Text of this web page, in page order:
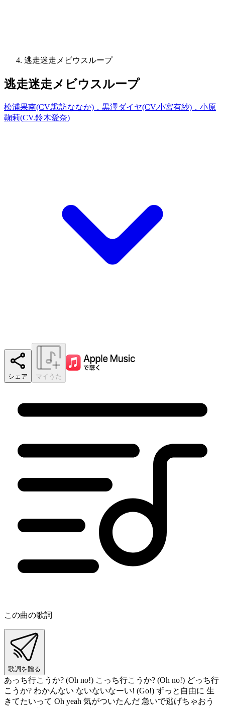
逃走迷走メビウスループ
逃走迷走メビウスループ
松浦果南(CV.諏訪ななか)，黒澤ダイヤ(CV.小宮有紗)，小原
鞠莉(CV.鈴木愛奈)
シェア マイうた
この曲の歌詞
歌詞を贈る
あっち行こうか? (Oh no!) こっち行こうか? (Oh no!) どっち行
こうか? わかんない ないないなーい! (Go!) ずっと自由に 生
きてたいって Oh yeah 気がついたんだ 急いで逃げちゃおう